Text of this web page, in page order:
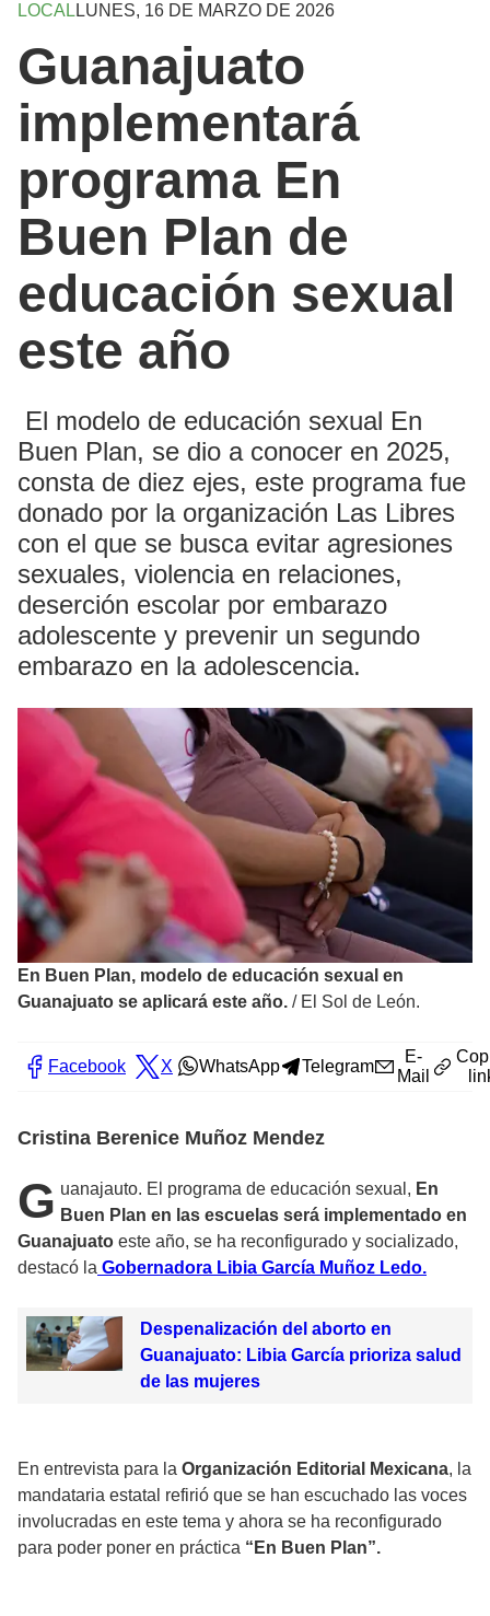
LOCAL LUNES, 16 DE MARZO DE 2026
Guanajuato
implementará
programa En
Buen Plan de
educación sexual
este año
El modelo de educación sexual En
Buen Plan, se dio a conocer en 2025,
consta de diez ejes, este programa fue
donado por la organización Las Libres
con el que se busca evitar agresiones
sexuales, violencia en relaciones,
deserción escolar por embarazo
adolescente y prevenir un segundo
embarazo en la adolescencia.
En Buen Plan, modelo de educación sexual en
Guanajuato se aplicará este año. / El Sol de León.
Facebook X WhatsApp Telegram
E-
Mail
Cristina Berenice Muñoz Mendez
G uanajauto. El programa de educación sexual, En
Buen Plan en las escuelas será implementado en
Guanajuato este año, se ha reconfigurado y socializado,
destacó la Gobernadora Libia García Muñoz Ledo.
Despenalización del aborto en
Guanajuato: Libia García prioriza salud
de las mujeres
En entrevista para la Organización Editorial Mexicana, la
mandataria estatal refirió que se han escuchado las voces
involucradas en este tema y ahora se ha reconfigurado
para poder poner en práctica “En Buen Plan”.